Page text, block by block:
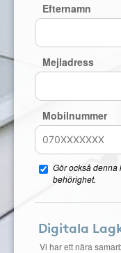
Efternamn
Mejladress
Mobilnummer
Gör också denna
behörighet.
Digitala
Vi har ett nära